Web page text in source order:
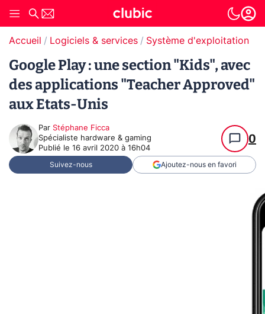
Accueil Logiciels & services Système d'exploitation
Google Play : une section "Kids", avec
des applications "Teacher Approved"
aux Etats-Unis
Par Stéphane Ficca
Spécialiste hardware & gaming
Publié le 16 avril 2020 à 16h04
0
Suivez-nous Ajoutez-nous en favori